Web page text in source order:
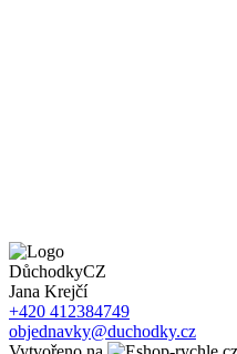
DůchodkyCZ
Jana Krejčí
+420 412384749
objednavky@duchodky.cz